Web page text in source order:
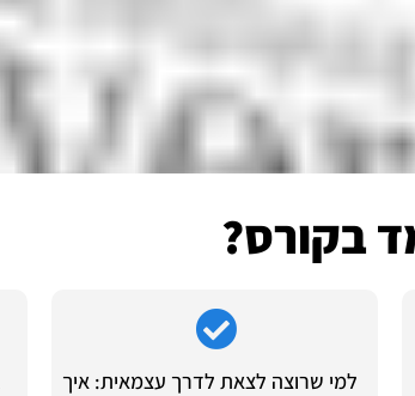
בקורס?
למי שרוצה לצאת לדרך עצמאית: איך